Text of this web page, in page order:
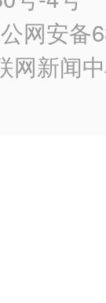
网安备
网新闻